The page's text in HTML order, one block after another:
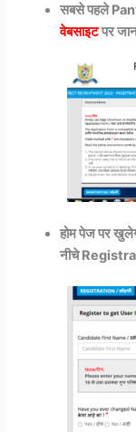
सबसे पहले
वेबसाइटपर
होम पेज पर
नीचे